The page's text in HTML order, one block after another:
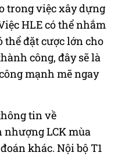
trong việc xây dựng
HLE có thể nhắm
thể đặt cược lớn cho
công, đây sẽ là
mạnh mẽ ngay
tin về
LCK mùa
khác. Nội bộ T1